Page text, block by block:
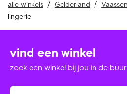
alle winkels Gelderland Vaassen
lingerie
vind een winkel
zoek een winkel bij jou in de